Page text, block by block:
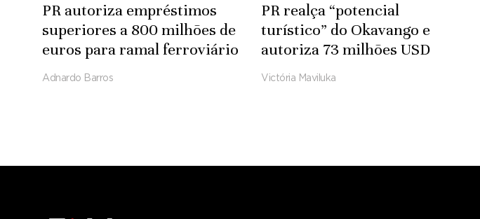
PR autoriza empréstimos
superiores a 800 milhões de
euros para ramal ferroviário
Luena-Saurimo
Adnardo Barros
PR realça “potencial
turístico” do Okavango e
autoriza 73 milhões USD
para infra-estruturas
Victória Maviluka